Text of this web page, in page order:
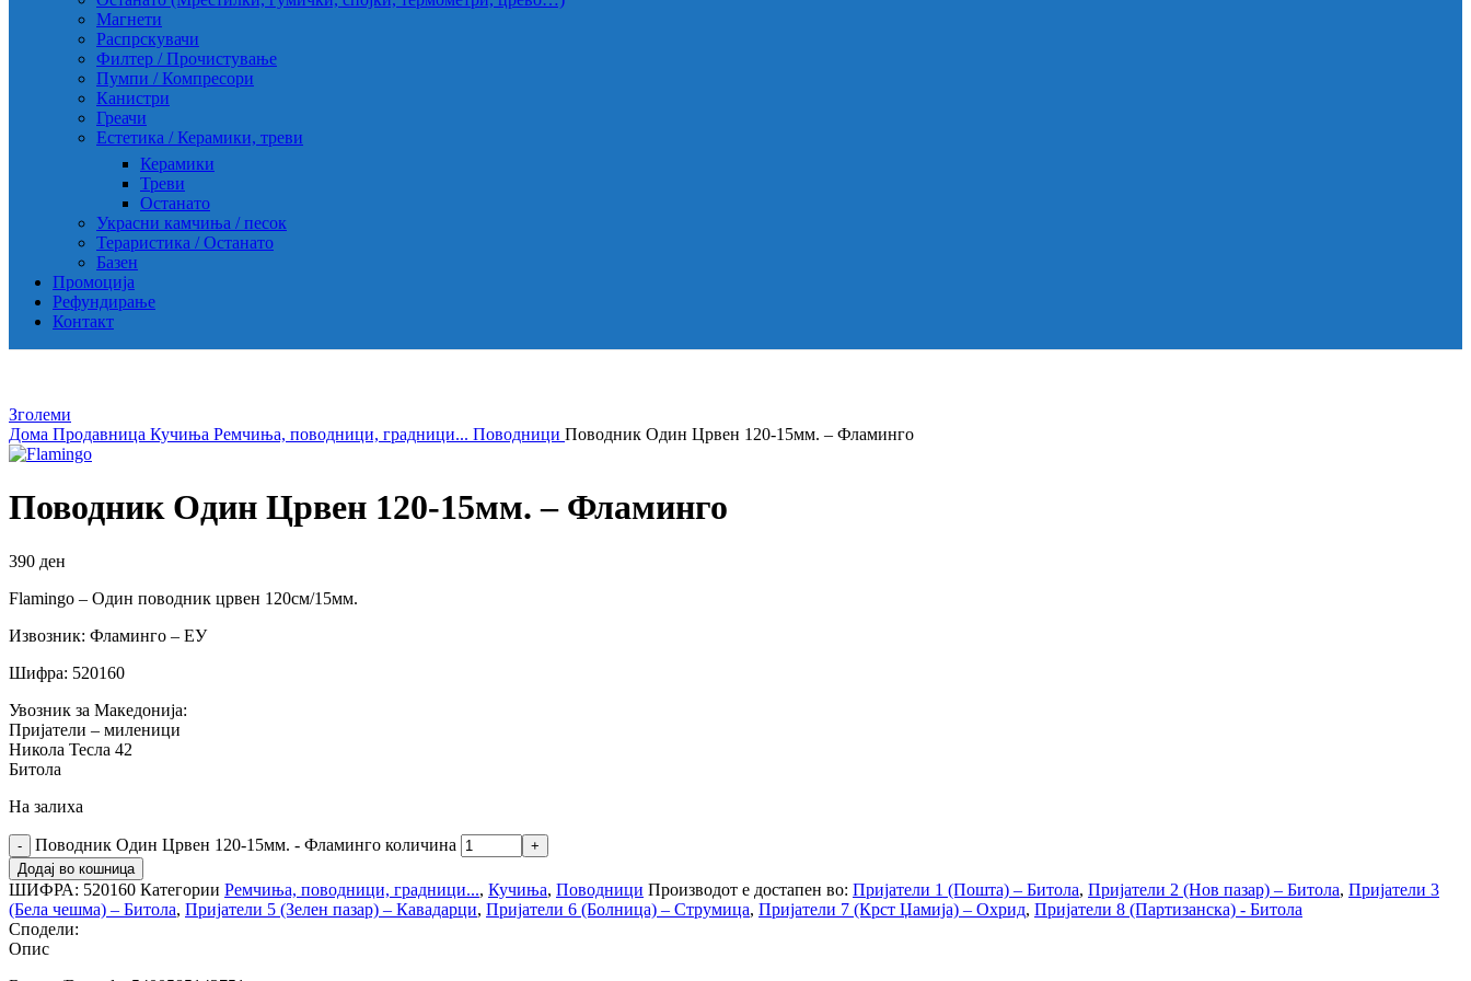
Магнети
Распрскувачи
Филтер / Прочистување
Пумпи / Компресори
Канистри
Греачи
Естетика / Керамики, треви
Керамики
Треви
Останато
Украсни камчиња / песок
Тераристика / Останато
Базен
Промоција
Рефундирање
Контакт
Зголеми
Дома Продавница Кучиња Ремчиња, поводници, градници... Поводници Поводник Один Црвен 120-15мм. – Фламинго
Поводник Один Црвен 120-15мм. – Фламинго
390 ден
Flamingo – Один поводник црвен 120см/15мм.
Извозник: Фламинго – ЕУ
Шифра: 520160
Увозник за Македонија:
Пријатели – миленици
Никола Тесла 42
Битола
На залиха
Поводник Один Црвен 120-15мм. - Фламинго количина
Додај во кошница
ШИФРА: 520160 Категории Ремчиња, поводници, градници..., Кучиња, Поводници Производот е достапен во: Пријатели 1 (Пошта) – Битола, Пријатели 2 (Нов пазар) – Битола, Пријатели 3
(Бела чешма) – Битола, Пријатели 5 (Зелен пазар) – Кавадарци, Пријатели 6 (Болница) – Струмица, Пријатели 7 (Крст Џамија) – Охрид, Пријатели 8 (Партизанска) - Битола
Сподели:
Опис